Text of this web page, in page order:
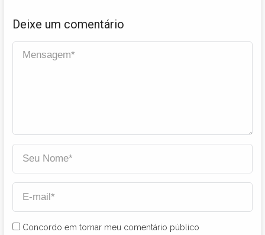
Deixe um comentário
Concordo em tornar meu comentário público